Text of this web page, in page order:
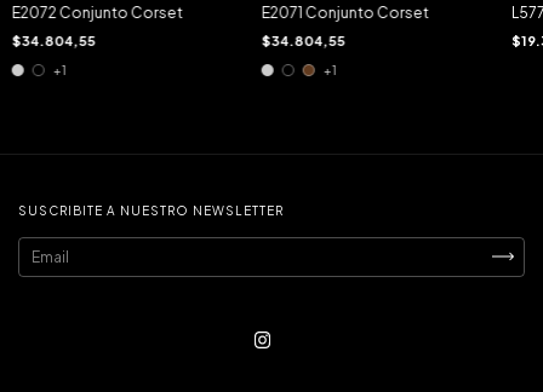
E2072 Conjunto Corset
$34.804,55
+1
E2071 Conjunto Corset
$34.804,55
+1
SUSCRIBITE A NUESTRO NEWSLETTER